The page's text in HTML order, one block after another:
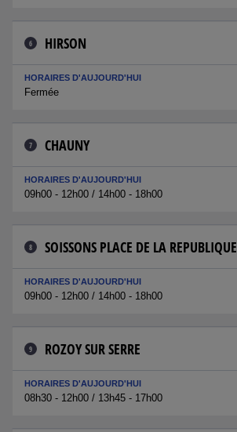
6 HIRSON
HORAIRES D'AUJOURD'HUI
Fermée
7 CHAUNY
HORAIRES D'AUJOURD'HUI
09h00 - 12h00 / 14h00 - 18h00
8 SOISSONS PLACE DE LA REPUBLIQUE
HORAIRES D'AUJOURD'HUI
09h00 - 12h00 / 14h00 - 18h00
9 ROZOY SUR SERRE
HORAIRES D'AUJOURD'HUI
08h30 - 12h00 / 13h45 - 17h00